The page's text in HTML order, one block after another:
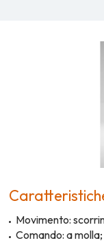
Movimento:
Comando: a molla;